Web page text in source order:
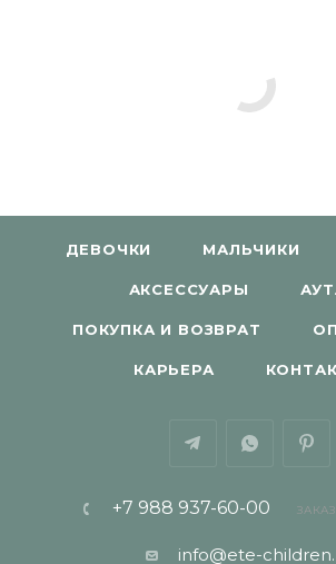
ДЕВОЧКИ МАЛЬЧИКИ
АКСЕССУАРЫ
ПОКУПКА И ВОЗВРАТ
КАРЬЕРА
+7 988 937-60-00
info@ete-